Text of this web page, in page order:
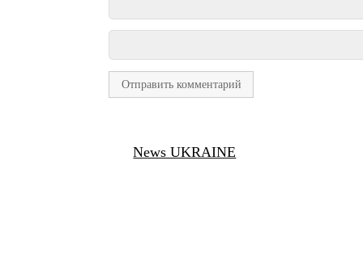
News UKRAINE